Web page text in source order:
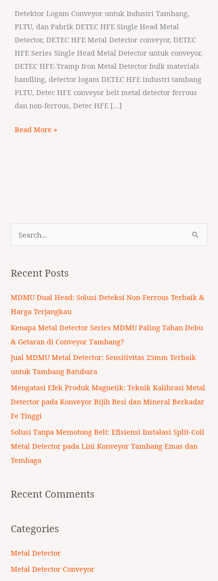
Detektor Logam Conveyor untuk Industri Tambang,
PLTU, dan Pabrik DETEC HFE Single Head Metal
Detector, DETEC HFE Metal Detector conveyor, DETEC
HFE Series Single Head Metal Detector untuk conveyor,
DETEC HFE-Tramp Iron Metal Detector bulk materials
handling, detector logam DETEC HFE industri tambang
PLTU, Detec HFE conveyor belt metal detector ferrous
dan non‑ferrous, Detec HFE […]
Read More »
r
c
h
:
Recent Posts
MDMU Dual Head: Solusi Deteksi Non-Ferrous Terbaik &
Harga Terjangkau
Kenapa Metal Detector Series MDMU Paling Tahan Debu
& Getaran di Conveyor Tambang?
Jual MDMU Metal Detector: Sensitivitas 25mm Terbaik
untuk Tambang Batubara
Mengatasi Efek Produk Magnetik: Teknik Kalibrasi Metal
Detector pada Konveyor Bijih Besi dan Mineral Berkadar
Fe Tinggi
Solusi Tanpa Memotong Belt: Efisiensi Instalasi Split-Coil
Metal Detector pada Lini Konveyor Tambang Emas dan
Tembaga
Recent Comments
Categories
Metal Detector
Metal Detector Conveyor